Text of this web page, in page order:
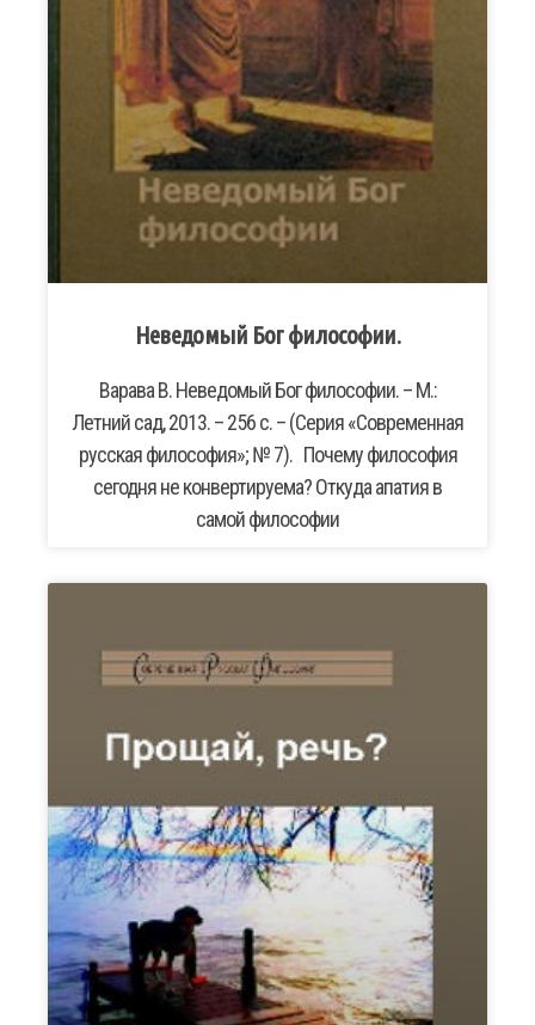
Неведомый Бог философии.
Варава В. Неведомый Бог философии. – М.:
Летний сад, 2013. – 256 с. – (Серия «Современная
русская философия»; № 7). Почему философия
сегодня не конвертируема? Откуда апатия в
самой философии